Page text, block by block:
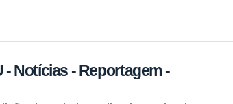
- Notícias - Reportagem -